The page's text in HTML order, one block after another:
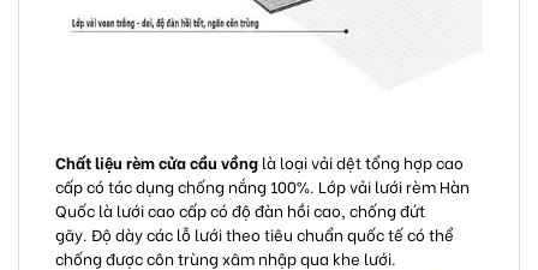
Chất liệu rèm cửa cầu vồng là loại vải dệt tổng hợp cao
cấp có tác dụng chống nắng 100%. Lớp vải lưới rèm Hàn
Quốc là lưới cao cấp có độ đàn hồi cao, chống đứt
gãy. Độ dày các lỗ lưới theo tiêu chuẩn quốc tế có thể
chống được côn trùng xâm nhập qua khe lưới.